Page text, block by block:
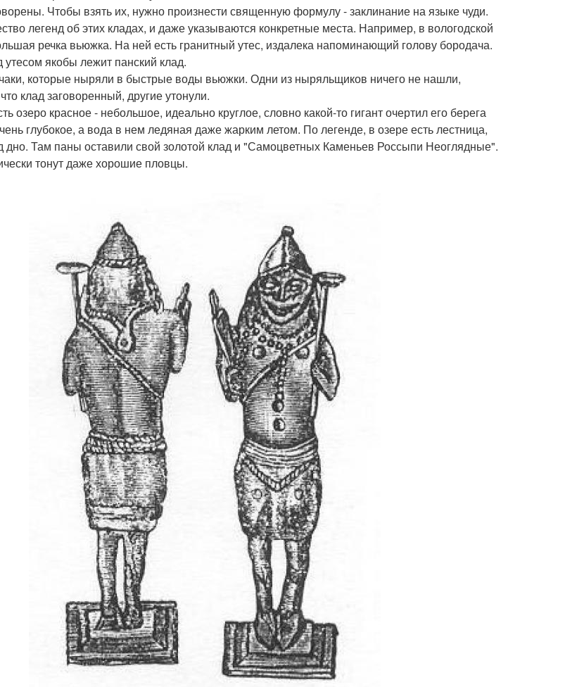
Чтобы взять их, нужно произнести священную формулу - заклинание на языке чуди.
легенд об этих кладах, и даже указываются конкретные места. Например, в вологодской
речка вьюжка. На ней есть гранитный утес, издалека напоминающий голову бородача.
якобы лежит панский клад.
которые ныряли в быстрые воды вьюжки. Одни из ныряльщиков ничего не нашли,
клад заговоренный, другие утонули.
озеро красное - небольшое, идеально круглое, словно какой-то гигант очертил его берега
глубокое, а вода в нем ледяная даже жарким летом. По легенде, в озере есть лестница,
дно. Там паны оставили свой золотой клад и "Самоцветных Каменьев Россыпи Неоглядные".
тонут даже хорошие пловцы.